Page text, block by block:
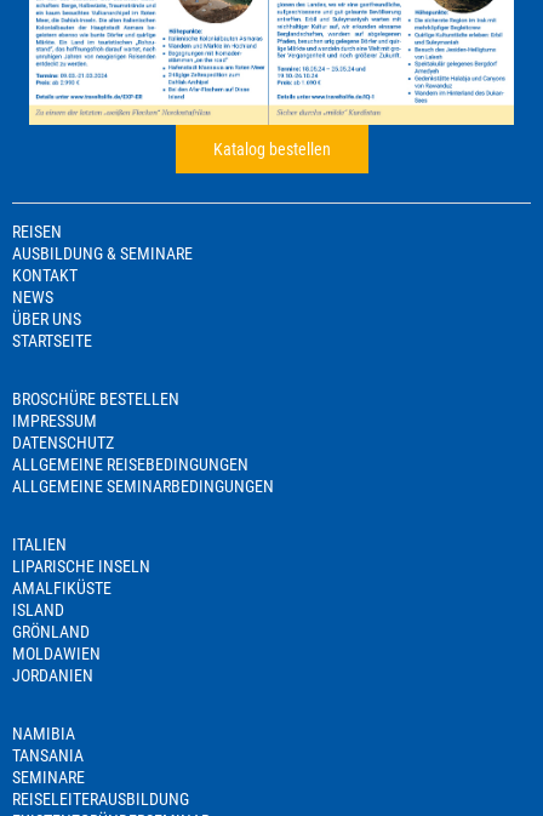
Katalog bestellen
REISEN
AUSBILDUNG & SEMINARE
KONTAKT
NEWS
ÜBER UNS
STARTSEITE
BROSCHÜRE BESTELLEN
IMPRESSUM
DATENSCHUTZ
ALLGEMEINE REISEBEDINGUNGEN
ALLGEMEINE SEMINARBEDINGUNGEN
ITALIEN
LIPARISCHE INSELN
AMALFIKÜSTE
ISLAND
GRÖNLAND
MOLDAWIEN
JORDANIEN
NAMIBIA
TANSANIA
SEMINARE
REISELEITERAUSBILDUNG